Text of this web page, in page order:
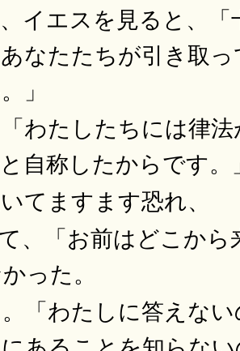
イエスを見ると、
なたたちが引き取
」
わたしたちには律
自称したからです。
てますます恐れ、
、「お前はどこか
った。
「わたしに答えな